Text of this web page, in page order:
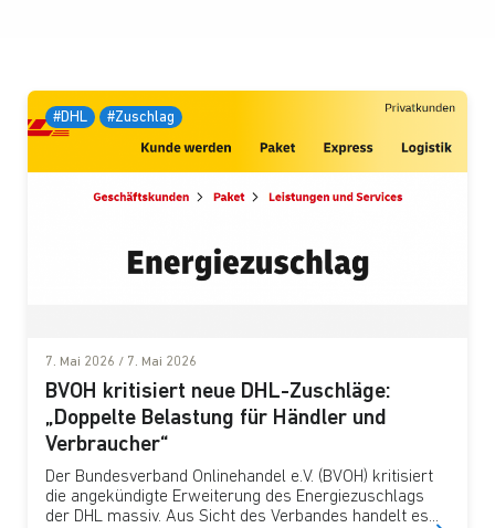
#DHL #Zuschlag
7. Mai 2026 / 7. Mai 2026
BVOH kritisiert neue DHL-Zuschläge:
„Doppelte Belastung für Händler und
Verbraucher“
Der Bundesverband Onlinehandel e.V. (BVOH) kritisiert
die angekündigte Erweiterung des Energiezuschlags
der DHL massiv. Aus Sicht des Verbandes handelt es...